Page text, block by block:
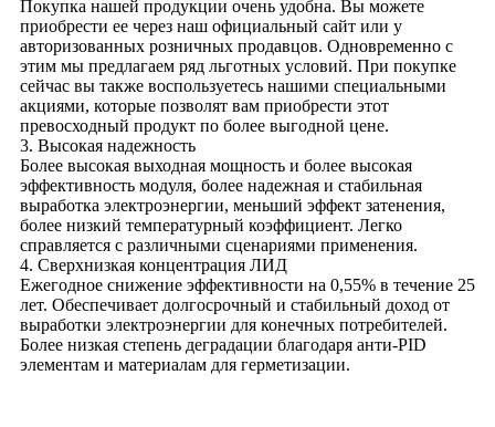
Покупка нашей продукции очень удобна. Вы можете
приобрести ее через наш официальный сайт или у
авторизованных розничных продавцов. Одновременно с
этим мы предлагаем ряд льготных условий. При покупке
сейчас вы также воспользуетесь нашими специальными
акциями, которые позволят вам приобрести этот
превосходный продукт по более выгодной цене.
3. Высокая надежность
Более высокая выходная мощность и более высокая
эффективность модуля, более надежная и стабильная
выработка электроэнергии, меньший эффект затенения,
более низкий температурный коэффициент. Легко
справляется с различными сценариями применения.
4. Сверхнизкая концентрация ЛИД
Ежегодное снижение эффективности на 0,55% в течение 25
лет. Обеспечивает долгосрочный и стабильный доход от
выработки электроэнергии для конечных потребителей.
Более низкая степень деградации благодаря анти-PID
элементам и материалам для герметизации.